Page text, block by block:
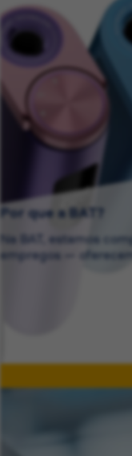
Por que a BAT?
Na BAT, estamos
empregos —